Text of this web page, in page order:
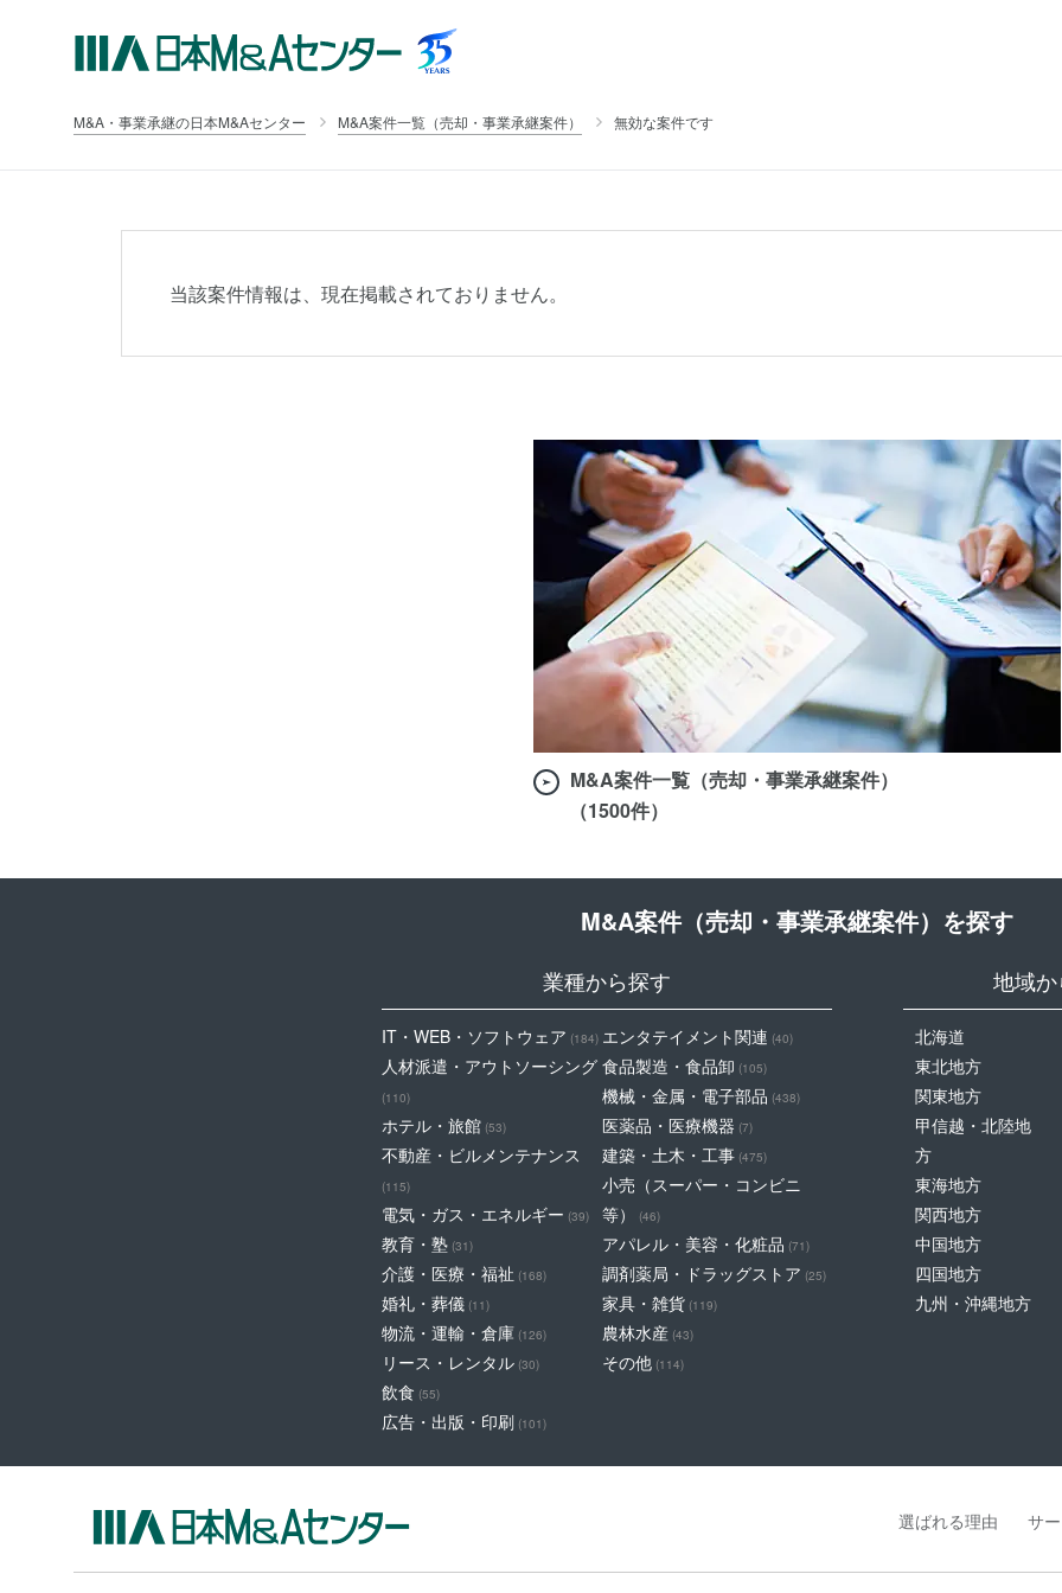
M&A・事業承継の日本M&Aセンター M&A案件一覧（売却・事業承継案件） 無効な案件です
当該案件情報は、現在掲載されておりません。
M&A案件一覧（売却・事業承継案件）
（1500件）
M&A案件（売却・事業承継案件）を探す
業種から探す
IT・WEB・ソフトウェア (184)
人材派遣・アウトソーシング
(110)
ホテル・旅館 (53)
不動産・ビルメンテナンス
(115)
電気・ガス・エネルギー (39)
教育・塾 (31)
介護・医療・福祉 (168)
婚礼・葬儀 (11)
物流・運輸・倉庫 (126)
リース・レンタル (30)
飲食 (55)
広告・出版・印刷 (101)
エンタテイメント関連 (40)
食品製造・食品卸 (105)
機械・金属・電子部品 (438)
医薬品・医療機器 (7)
建築・土木・工事 (475)
小売（スーパー・コンビニ
等）
(46)
アパレル・美容・化粧品 (71)
調剤薬局・ドラッグストア (25)
家具・雑貨 (119)
農林水産 (43)
その他 (114)
地域
北海道
東北地方
関東地方
甲信越・北陸地
方
東海地方
関西地方
中国地方
四国地方
九州・沖縄地方
選ばれる理由 サ